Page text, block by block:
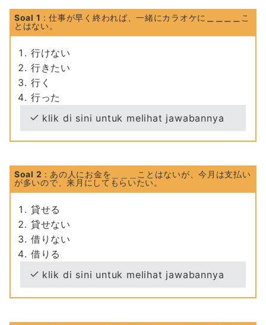
Soal 1 : 仕事が早く終われば、一緒にカラオケに
こ
とはない。
行けない
行きたい
行く
行った
klik di sini untuk melihat jawabannya
Soal 2 : あの人にお金を＿＿＿ことはないが、今月は支払い
が多いので、来月にしてもらいたい。
貸せる
貸せない
借りない
借りる
klik di sini untuk melihat jawabannya